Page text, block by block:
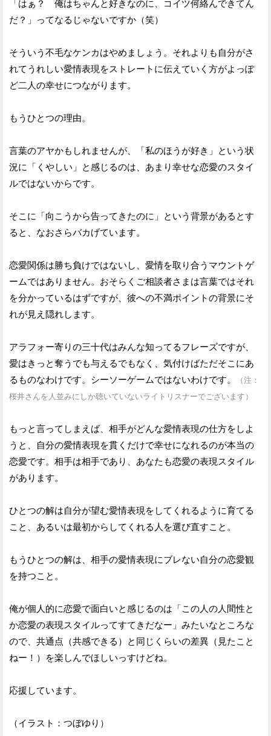
「はぁ？ 俺はちゃんと好きなのに、コイツ何絡んできてん
だ？」ってなるじゃないですか（笑）
そういう不毛なケンカはやめましょう。それよりも自分がさ
れてうれしい愛情表現をストレートに伝えていく方がよっぽ
ど二人の幸せにつながります。
もうひとつの理由。
言葉のアヤかもしれませんが、「私のほうが好き」という状
況に「くやしい」と感じるのは、あまり幸せな恋愛のスタイ
ルではないからです。
そこに「向こうから告ってきたのに」という背景があるとす
ると、なおさらバカげています。
恋愛関係は勝ち負けではないし、愛情を取り合うマウントゲ
ームではありません。おそらくご相談者さまは言葉ではそれ
を分かっているはずですが、彼への不満ポイントの背景にそ
れが見え隠れします。
アラフォー寄りの三十代はみんな知ってるフレーズですが、
愛はきっと奪うでも与えるでもなく、気付けばただそこにあ
るものなわけです。シーソーゲームではないわけです。
（注：
桜井さんを人並みにしか聴いていないライトリスナーでございます）
もっと言ってしまえば、相手がどんな愛情表現の仕方をしよ
うと、自分の愛情表現を貫くだけで幸せになれるのが本当の
恋愛です。相手は相手であり、あなたも恋愛の表現スタイル
があります。
ひとつの解は自分が望む愛情表現をしてくれるように育てる
こと、あるいは最初からしてくれる人を選び直すこと。
もうひとつの解は、相手の愛情表現にブレない自分の恋愛観
を持つこと。
俺が個人的に恋愛で面白いと感じるのは「この人の人間性と
か恋愛の表現スタイルってすてきだなー」みたいなところな
ので、共通点（共感できる）と同じくらいの差異（見たこと
ねー！）を楽しんでほしいっすけどね。
応援しています。
（イラスト：つぼゆり）